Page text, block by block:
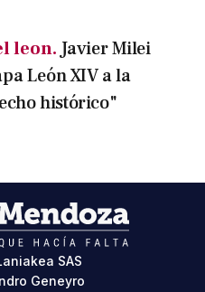
leon. Javier Milei
León XIV a la
histórico"
SAS
Geneyro